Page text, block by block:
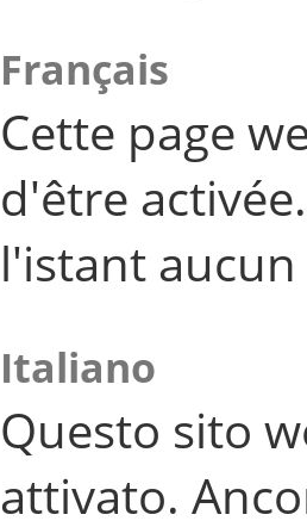
Français
Cette page
d'être
l'istant
Italiano
Questo sito
attivato.